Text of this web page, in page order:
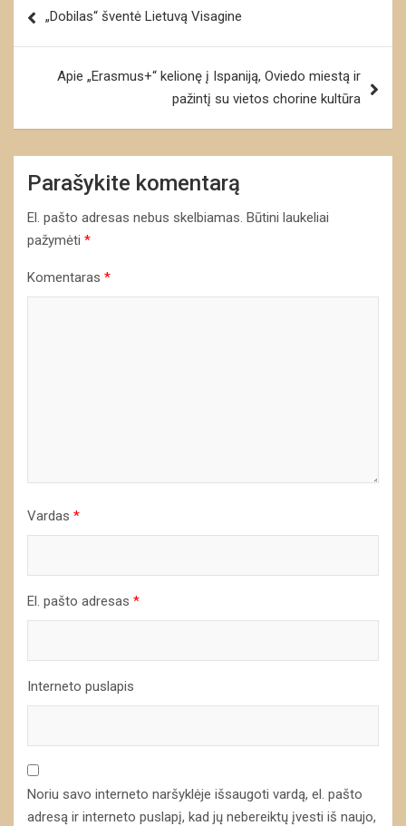
tarp„Dobilas“ šventė Lietuvą Visagine
Apie „Erasmus+“ kelionę į Ispaniją, Oviedo miestą ir
pažintį su vietos chorine kultūra
Parašykite komentarą
El. pašto adresas nebus skelbiamas. Būtini laukeliai
pažymėti *
Komentaras *
Vardas *
El. pašto adresas *
Interneto puslapis
Noriu savo interneto naršyklėje išsaugoti vardą, el. pašto
adresą ir interneto puslapį, kad jų nebereiktų įvesti iš naujo,